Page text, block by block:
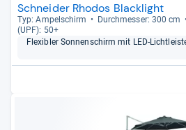
Schneider Rhodos Blacklight
Typ: Ampel­schirm Durch­mes­ser: 300 cm
(UPF): 50+
Fle­xibler Son­nen­schirm mit LED-​